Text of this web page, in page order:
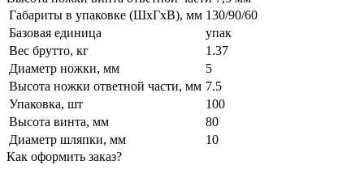
Габариты в упаковке (ШхГхВ), мм 130/90/60
Базовая единица
упак
Вес брутто, кг
1.37
Диаметр ножки, мм
5
Высота ножки ответной части, мм 7.5
Упаковка, шт
100
Высота винта, мм
80
Диаметр шляпки, мм
10
Как оформить заказ?